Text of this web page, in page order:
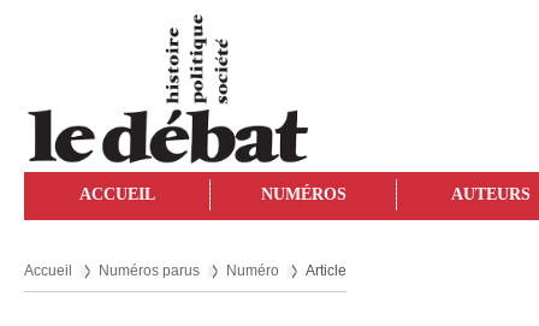
ACCUEIL NUMÉROS AUTEURS
Accueil Numéros parus Numéro Article